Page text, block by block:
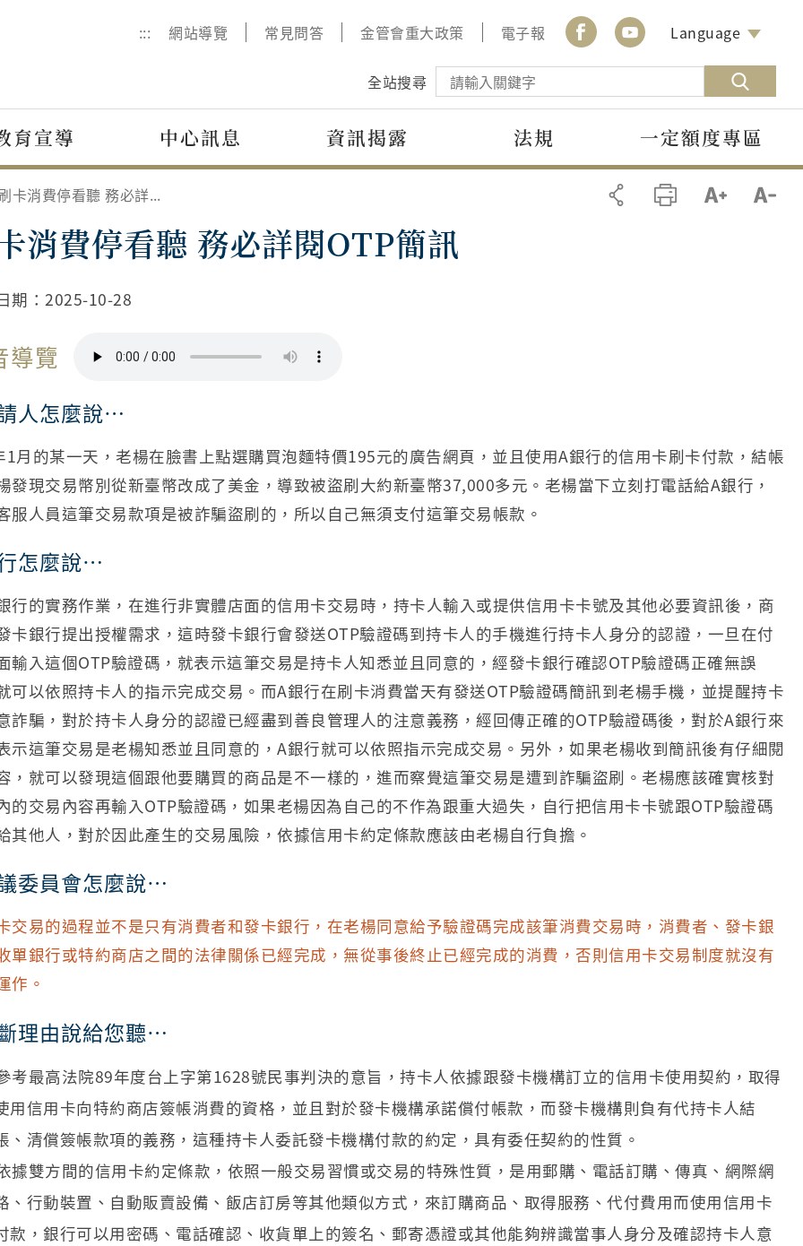
::: 網站導覽 常見問答 金管會重大政策 電子報 Language
全站搜尋
育宣導 中心訊息 資訊揭露 法規 一定額度專區
刷卡消費停看聽 務必詳閱OTP簡訊
消費停看聽 務必詳閱OTP簡訊
期：2025-10-28
導覽
人怎麼說…
1月的某一天，老楊在臉書上點選購買泡麵特價195元的廣告網頁，並且使用A銀行的信用卡刷卡付款，結帳
發現交易幣別從新臺幣改成了美金，導致被盜刷大約新臺幣37,000多元。老楊當下立刻打電話給A銀行，
服人員這筆交易款項是被詐騙盜刷的，所以自己無須支付這筆交易帳款。
怎麼說…
行的實務作業，在進行非實體店面的信用卡交易時，持卡人輸入或提供信用卡卡號及其他必要資訊後，商
卡銀行提出授權需求，這時發卡銀行會發送OTP驗證碼到持卡人的手機進行持卡人身分的認證，一旦在付
輸入這個OTP驗證碼，就表示這筆交易是持卡人知悉並且同意的，經發卡銀行確認OTP驗證碼正確無誤
可以依照持卡人的指示完成交易。而A銀行在刷卡消費當天有發送OTP驗證碼簡訊到老楊手機，並提醒持卡
詐騙，對於持卡人身分的認證已經盡到善良管理人的注意義務，經回傳正確的OTP驗證碼後，對於A銀行來
示這筆交易是老楊知悉並且同意的，A銀行就可以依照指示完成交易。另外，如果老楊收到簡訊後有仔細閱
，就可以發現這個跟他要購買的商品是不一樣的，進而察覺這筆交易是遭到詐騙盜刷。老楊應該確實核對
的交易內容再輸入OTP驗證碼，如果老楊因為自己的不作為跟重大過失，自行把信用卡卡號跟OTP驗證碼
其他人，對於因此產生的交易風險，依據信用卡約定條款應該由老楊自行負擔。
委員會怎麼說…
交易的過程並不是只有消費者和發卡銀行，在老楊同意給予驗證碼完成該筆消費交易時，消費者、發卡銀
單銀行或特約商店之間的法律關係已經完成，無從事後終止已經完成的消費，否則信用卡交易制度就沒有
作。
理由說給您聽…
考最高法院89年度台上字第1628號民事判決的意旨，持卡人依據跟發卡機構訂立的信用卡使用契約，取得
用信用卡向特約商店簽帳消費的資格，並且對於發卡機構承諾償付帳款，而發卡機構則負有代持卡人結
、清償簽帳款項的義務，這種持卡人委託發卡機構付款的約定，具有委任契約的性質。
據雙方間的信用卡約定條款，依照一般交易習慣或交易的特殊性質，是用郵購、電話訂購、傳真、網際網
、行動裝置、自動販賣設備、飯店訂房等其他類似方式，來訂購商品、取得服務、代付費用而使用信用卡
款，銀行可以用密碼、電話確認、收貨單上的簽名、郵寄憑證或其他能夠辨識當事人身分及確認持卡人意